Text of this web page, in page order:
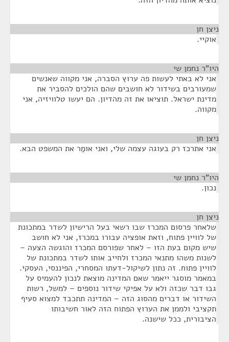
ניצן חן
אוקיי.
היו"ר נחמן שי
אני לא באתי לעשות פה ערוץ הסברה, אני מקווה שאנשים
שמעורבים בשידור לא חושבים שהם הולכים להסביר את
מדינת ישראל. תוציאו את זה מהדיון. הם יעשו טלוויזיה, אני
מקווה.
ניצן חן
אני אתרכז רק בעוגה עצמה שלי, ואני אומַר את המשפט הבא.
היו"ר נחמן שי
נכון.
ניצן חן
שלאחר פרסום המכרז שבו רשאי בעל הרישיון לשדר במתכונת
של לוויין פתוח, וזאת אופציה עבורו במכרז, אני לא חושב
שיש מקום בעת הזו – לאחר שפורסם המכרז והוגשה הצעה –
לשנות משהו מתנאי המכרז ולחייב אותו לשדר במתכונת של
לוויין פתוח. זה נתון לשיקול-דעתו המסחרי, הפיננסי, העסקי.
במאמר מוסגר ייאמר שאם המדינה מוצאת לנכון להעמיס על
גבו דבר שכזה ולא על אפיקי שידור נוספים – למשל, רשות
השידור או דברים מהסוג הזה – המדינה תתכבד למצוא סעיף
תקציבי ולממן את הערוץ הפתוח הזה לאור חשיבותו
הציבורית, ככל שישנה.